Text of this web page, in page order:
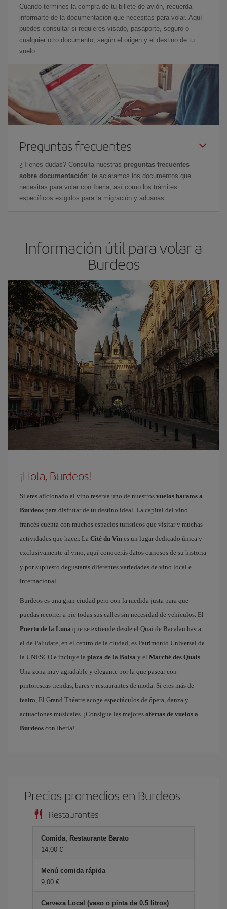
Cuando termines la compra de tu billete de avión, recuerda
informarte de la documentación que necesitas para volar. Aquí
puedes consultar si requieres visado, pasaporte, seguro o
cualquier otro documento, según el origen y el destino de tu
vuelo.
Preguntas frecuentes
¿Tienes dudas? Consulta nuestras preguntas frecuentes
sobre documentación: te aclaramos los documentos que
necesitas para volar con Iberia, así como los trámites
específicos exigidos para la migración y aduanas.
Información útil para volar a
Burdeos
¡Hola, Burdeos!
Si eres aficionado al vino reserva uno de nuestros vuelos baratos a
Burdeos para disfrutar de tu destino ideal. La capital del vino
francés cuenta con muchos espacios turísticos que visitar y muchas
actividades que hacer. La Cité du Vin es un lugar dedicado única y
exclusivamente al vino, aquí conocerás datos curiosos de su historia
y por supuesto degustarás diferentes variedades de vino local e
internacional.
Burdeos es una gran ciudad pero con la medida justa para que
puedas recorrer a pie todas sus calles sin necesidad de vehículos. El
Puerto de la Luna que se extiende desde el Quai de Bacalan hasta
el de Paludate, en el centro de la ciudad, es Patrimonio Universal de
la UNESCO e incluye la plaza de la Bolsa y el Marché des Quais.
Una zona muy agradable y elegante por la que pasear con
pintorescas tiendas, bares y restaurantes de moda. Si eres más de
teatro, El Grand Théatre acoge espectáculos de ópera, danza y
actuaciones musicales. ¡Consigue las mejores ofertas de vuelos a
Burdeos con Iberia!
Precios promedios en Burdeos
Restaurantes
Comida, Restaurante Barato
14,00 €
Menú comida rápida
9,00 €
Cerveza Local (vaso o pinta de 0.5 litros)